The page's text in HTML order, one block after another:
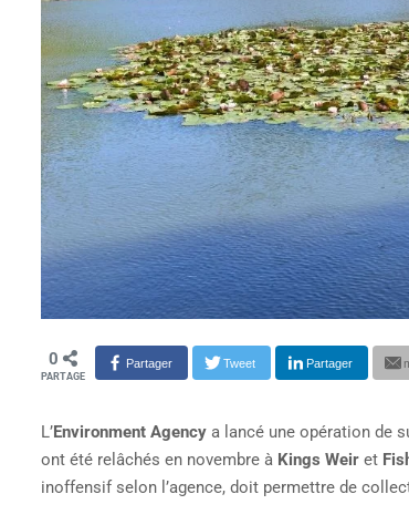
0
PARTAGE
Partager sur facebookPartager sur Twitter
Partager sur
L’Environment Agency a lancé une opération de
ont été relâchés en novembre à Kings Weir et
inoffensif selon l’agence, doit permettre de